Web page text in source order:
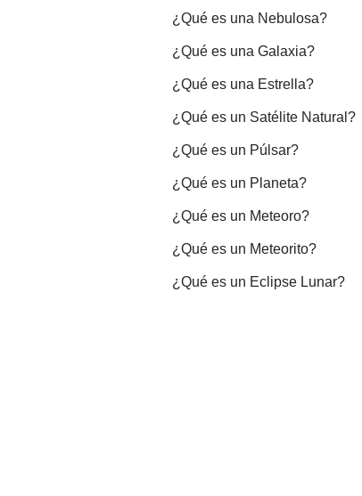
¿Qué es una Nebulosa?
¿Qué es una Galaxia?
¿Qué es una Estrella?
¿Qué es un Satélite Natural?
¿Qué es un Púlsar?
¿Qué es un Planeta?
¿Qué es un Meteoro?
¿Qué es un Meteorito?
¿Qué es un Eclipse Lunar?